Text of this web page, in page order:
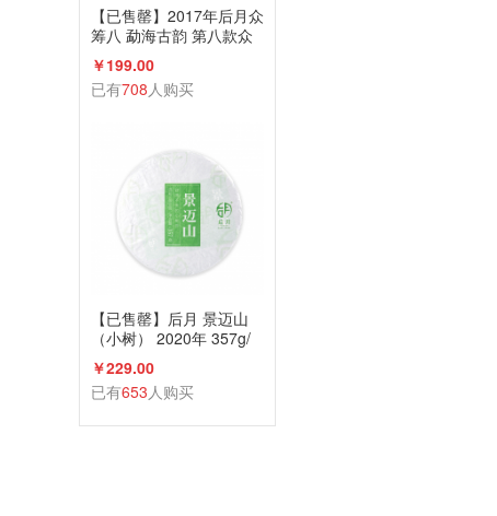
【已售罄】2017年后月众
筹八 勐海古韵 第八款众
筹古树茶 生茶 6g小饼*17
饼 品饮级
￥199.00
已有708人购买
【已售罄】后月 景迈山
（小树） 2020年 357g/
饼 生茶 头春小树鲜叶守
采 普洱茶
￥229.00
已有653人购买